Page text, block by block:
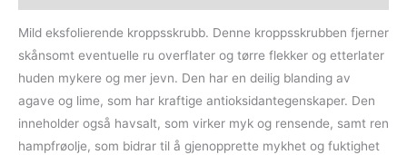
Mild eksfolierende kroppsskrubb. Denne kroppsskrubben fjerner
skånsomt eventuelle ru overflater og tørre flekker og etterlater
huden mykere og mer jevn. Den har en deilig blanding av
agave og lime, som har kraftige antioksidantegenskaper. Den
inneholder også havsalt, som virker myk og rensende, samt ren
hampfrøolje, som bidrar til å gjenopprette mykhet og fuktighet